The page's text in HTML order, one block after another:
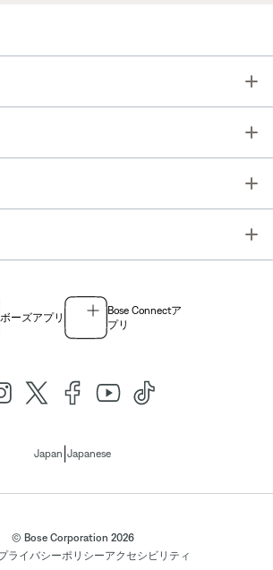
ボーズアプリ
Bose Connectア
プリ
Japan Japanese
© Bose Corporation 2026
ライバシーポリシーアクセシビリティ